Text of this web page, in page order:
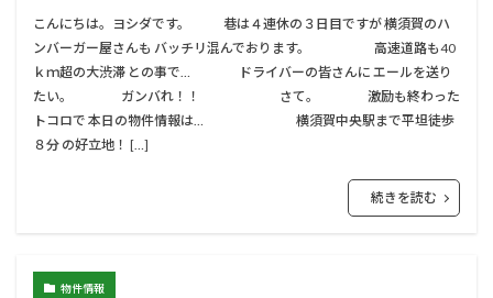
こんにちは。ヨシダです。 巷は４連休の３日目ですが 横須賀のハ
ンバーガー屋さんも バッチリ混んでおります。 高速道路も40
ｋｍ超の大渋滞 との事で… ドライバーの皆さんに エールを送り
たい。 ガンバれ！！ さて。 激励も終わった
トコロで 本日の物件情報は… 横須賀中央駅まで平坦徒歩
８分 の好立地！ […]
続きを読む
物件情報